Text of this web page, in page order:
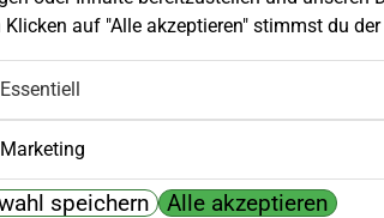
Borago
Klicken auf "Alle akzeptieren" stimmst du
Essentiell
Marketing
speichern Alle akzeptieren